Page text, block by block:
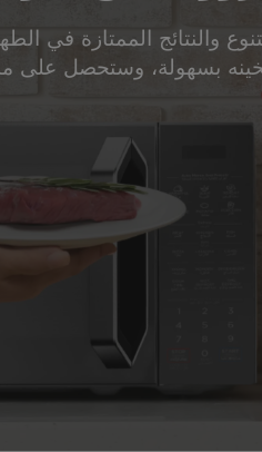
والنتائج الممتازة في
بسهولة، وستحصل على